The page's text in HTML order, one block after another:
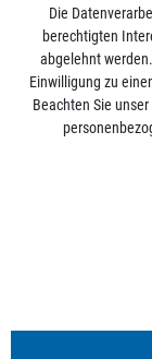
Informationen
Rechtliche
Alle Preise sind inkl.
Kostenloser
© 2026
Die
berechtigten
abgelehnt
Einwilligung zu
Beachten Sie unser